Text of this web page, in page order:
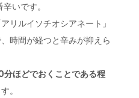
いです。
リルイソチオシアネート」
時間が経つと辛みが抑えら
分ほどでおくことである程
。